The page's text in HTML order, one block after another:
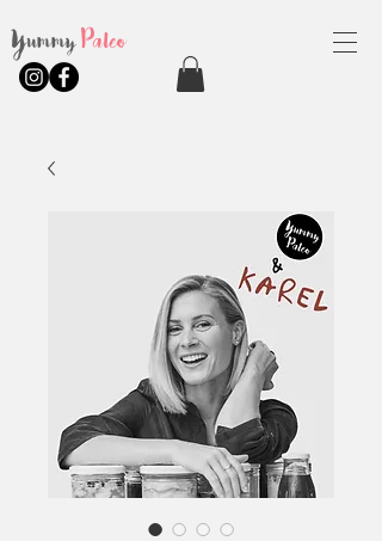
YummyPaleo